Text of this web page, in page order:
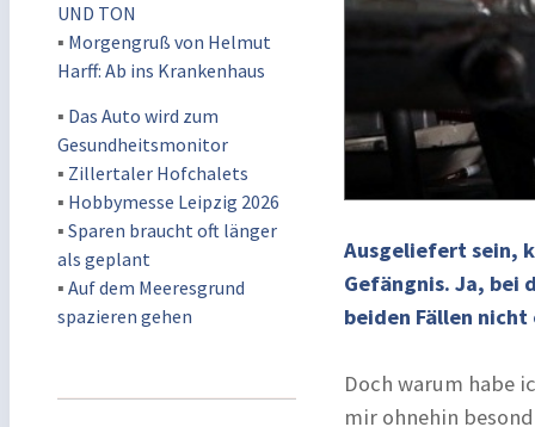
UND TON
▪ Morgengruß von Helmut
Harff: Ab ins Krankenhaus
▪ Das Auto wird zum
Gesundheitsmonitor
▪ Zillertaler Hofchalets
▪ Hobbymesse Leipzig 2026
▪ Sparen braucht oft länger
als geplant
▪ Auf dem Meeresgrund
spazieren gehen
Ausgeliefert sein,
Gefängnis. Ja, bei
beiden Fällen
Doch warum habe
mir ohnehin